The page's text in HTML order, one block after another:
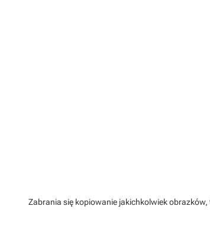
Zabrania się kopiowanie jakichkolwiek